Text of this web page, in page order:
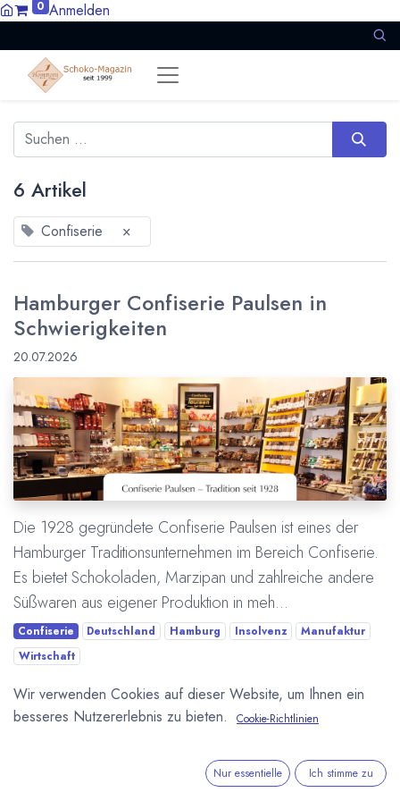
0 Anmelden
6 Artikel
Confiserie ×
Hamburger Confiserie Paulsen in
Schwierigkeiten
20.07.2026
Die 1928 gegründete Confiserie Paulsen ist eines der
Hamburger Traditionsunternehmen im Bereich Confiserie.
Es bietet Schokoladen, Marzipan und zahlreiche andere
Süßwaren aus eigener Produktion in meh...
Confiserie Deutschland Hamburg Insolvenz
Manufaktur
Wirtschaft
Mehr lesen
Wir verwenden Cookies auf dieser Website, um Ihnen ein
besseres Nutzererlebnis zu bieten.
Cookie-Richtlinien
Nur essentielle Ich stimme zu